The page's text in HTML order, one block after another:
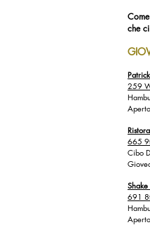
che
259
665
Cibo
Shake
691